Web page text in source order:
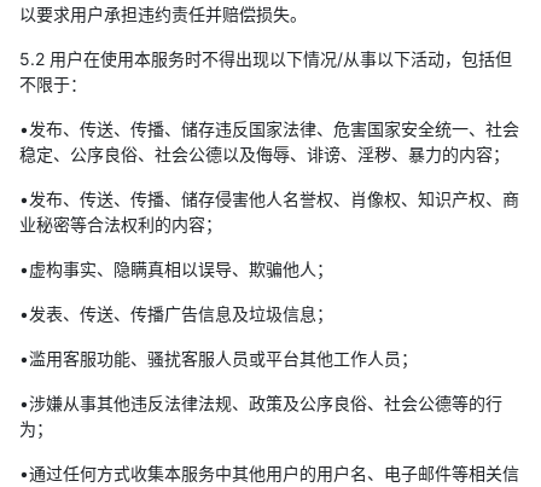
以要求用户承担违约责任并赔偿损失。
5.2 用户在使用本服务时不得出现以下情况/从事以下活动，包括但
不限于：
•发布、传送、传播、储存违反国家法律、危害国家安全统一、社会
稳定、公序良俗、社会公德以及侮辱、诽谤、淫秽、暴力的内容；
•发布、传送、传播、储存侵害他人名誉权、肖像权、知识产权、商
业秘密等合法权利的内容；
•虚构事实、隐瞒真相以误导、欺骗他人；
•发表、传送、传播广告信息及垃圾信息；
•滥用客服功能、骚扰客服人员或平台其他工作人员；
•涉嫌从事其他违反法律法规、政策及公序良俗、社会公德等的行
为；
•通过任何方式收集本服务中其他用户的用户名、电子邮件等相关信